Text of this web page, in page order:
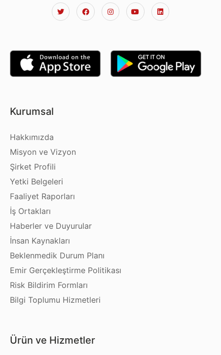
Kurumsal
Hakkımızda
Misyon ve Vizyon
Şirket Profili
Yetki Belgeleri
Faaliyet Raporları
İş Ortakları
Haberler ve Duyurular
İnsan Kaynakları
Beklenmedik Durum Planı
Emir Gerçekleştirme Politikası
Risk Bildirim Formları
Bilgi Toplumu Hizmetleri
Ürün ve Hizmetler